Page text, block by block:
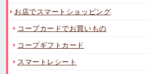
お店でスマートショッピング
コープカードでお買いもの
コープギフトカード
スマートレシート